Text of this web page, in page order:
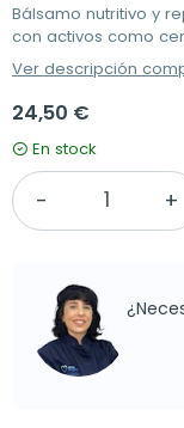
Bálsamo nutritivo y
con activos como
Ver descripción
24,50 €
En stock